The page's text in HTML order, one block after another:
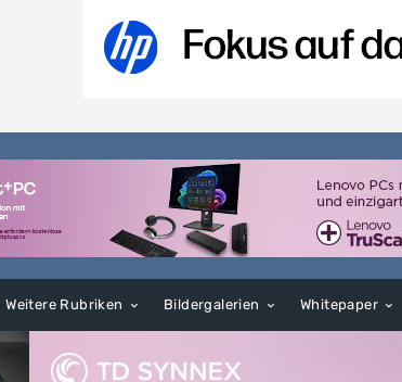
Weitere Rubriken Bildergalerien Whitepaper